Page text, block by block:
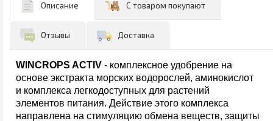
Описание С товаром покупают
Отзывы Доставка
WINCROPS ACTIV - комплексное удобрение на
основе экстракта морских водорослей, аминокислот
и комплекса легкодоступных для растений
элементов питания. Действие этого комплекса
направлена на стимуляцию обмена веществ, защиты